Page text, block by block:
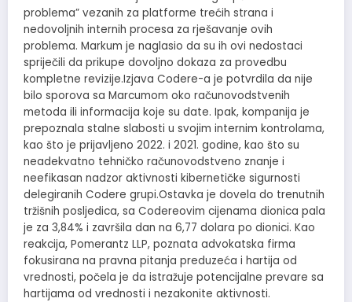
problema” vezanih za platforme trećih strana i
nedovoljnih internih procesa za rješavanje ovih
problema. Markum je naglasio da su ih ovi nedostaci
spriječili da prikupe dovoljno dokaza za provedbu
kompletne revizije.Izjava Codere-a je potvrdila da nije
bilo sporova sa Marcumom oko računovodstvenih
metoda ili informacija koje su date. Ipak, kompanija je
prepoznala stalne slabosti u svojim internim kontrolama,
kao što je prijavljeno 2022. i 2021. godine, kao što su
neadekvatno tehničko računovodstveno znanje i
neefikasan nadzor aktivnosti kibernetičke sigurnosti
delegiranih Codere grupi.Ostavka je dovela do trenutnih
tržišnih posljedica, sa Codereovim cijenama dionica pala
je za 3,84% i završila dan na 6,77 dolara po dionici. Kao
reakcija, Pomerantz LLP, poznata advokatska firma
fokusirana na pravna pitanja preduzeća i hartija od
vrednosti, počela je da istražuje potencijalne prevare sa
hartijama od vrednosti i nezakonite aktivnosti.